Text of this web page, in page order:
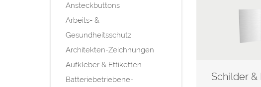
Ansteckbuttons
Arbeits- &
Gesundheitsschutz
Architekten-Zeichnungen
Aufkleber & Ettiketten
Batteriebetriebene-